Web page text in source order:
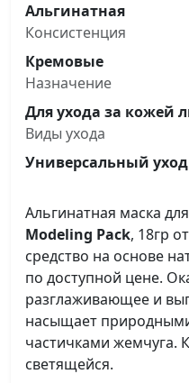
Альгинатная
Консистенция
Кремовые
Назначение
Для ухода за кожей
Виды ухода
Универсальный
Альгинатная маска
Modeling Pack, 18гр от
средство на основе
по доступной цене.
разглаживающее и
насыщает
частичками жемчуга.
светящейся.